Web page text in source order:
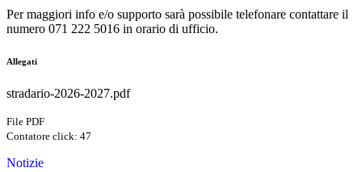
Per maggiori info e/o supporto sarà possibile telefonare contattare il
numero 071 222 5016 in orario di ufficio.
Allegati
stradario-2026-2027.pdf
File PDF
Contatore click: 47
Notizie